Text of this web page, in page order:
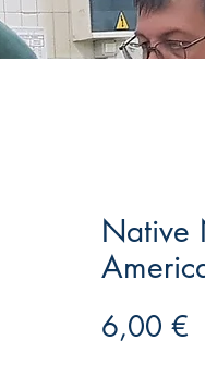
Native
6,00 €